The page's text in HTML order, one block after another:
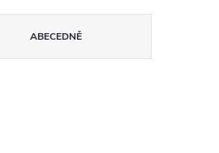
ABECEDNĚ